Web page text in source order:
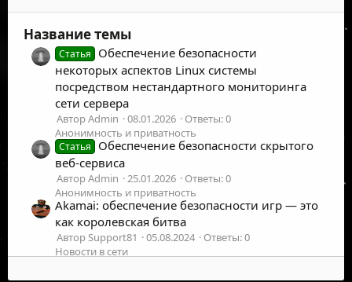
Название темы
Статья
Обеспечение безопасности
некоторых аспектов Linux системы
посредством нестандартного мониторинга
сети сервера
Автор Admin 08.01.2026
Ответы: 0
Анонимность и приватность
Статья
Обеспечение безопасности скрытого
веб-сервиса
Автор Admin 25.01.2026
Ответы: 0
Анонимность и приватность
Akamai: обеспечение безопасности игр — это
как королевская битва
Автор Support81 05.08.2024
Ответы: 0
Новости в сети